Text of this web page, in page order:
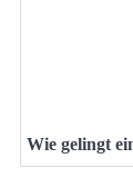
Wie gelingt